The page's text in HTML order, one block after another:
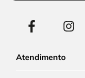
Atendimento